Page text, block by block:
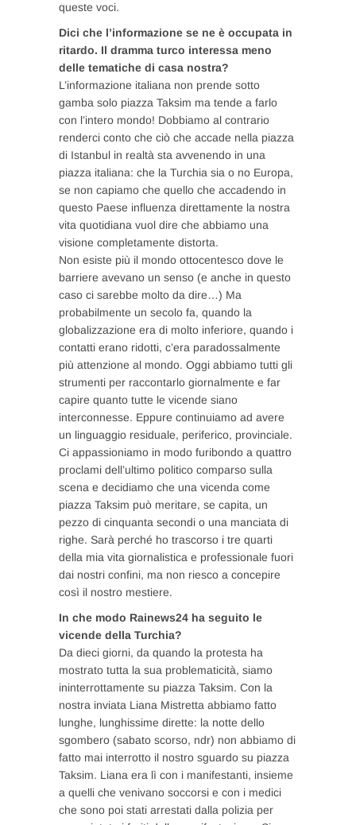
queste voci.
Dici che l’informazione se ne è occupata in
ritardo. Il dramma turco interessa meno
delle tematiche di casa nostra?
L’informazione italiana non prende sotto
gamba solo piazza Taksim ma tende a farlo
con l’intero mondo! Dobbiamo al contrario
renderci conto che ciò che accade nella piazza
di Istanbul in realtà sta avvenendo in una
piazza italiana: che la Turchia sia o no Europa,
se non capiamo che quello che accadendo in
questo Paese influenza direttamente la nostra
vita quotidiana vuol dire che abbiamo una
visione completamente distorta.
Non esiste più il mondo ottocentesco dove le
barriere avevano un senso (e anche in questo
caso ci sarebbe molto da dire…) Ma
probabilmente un secolo fa, quando la
globalizzazione era di molto inferiore, quando i
contatti erano ridotti, c’era paradossalmente
più attenzione al mondo. Oggi abbiamo tutti gli
strumenti per raccontarlo giornalmente e far
capire quanto tutte le vicende siano
interconnesse. Eppure continuiamo ad avere
un linguaggio residuale, periferico, provinciale.
Ci appassioniamo in modo furibondo a quattro
proclami dell’ultimo politico comparso sulla
scena e decidiamo che una vicenda come
piazza Taksim può meritare, se capita, un
pezzo di cinquanta secondi o una manciata di
righe. Sarà perché ho trascorso i tre quarti
della mia vita giornalistica e professionale fuori
dai nostri confini, ma non riesco a concepire
così il nostro mestiere.
In che modo Rainews24 ha seguito le
vicende della Turchia?
Da dieci giorni, da quando la protesta ha
mostrato tutta la sua problematicità, siamo
ininterrottamente su piazza Taksim. Con la
nostra inviata Liana Mistretta abbiamo fatto
lunghe, lunghissime dirette: la notte dello
sgombero (sabato scorso, ndr) non abbiamo di
fatto mai interrotto il nostro sguardo su piazza
Taksim. Liana era lì con i manifestanti, insieme
a quelli che venivano soccorsi e con i medici
che sono poi stati arrestati dalla polizia per